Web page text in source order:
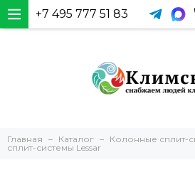
+7 495 777 51 83
Главная Каталог Колонные сплит-
сплит-системы Lessar